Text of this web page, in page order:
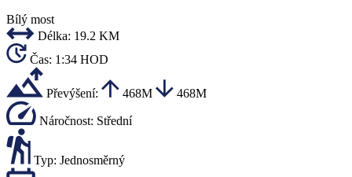
Bílý most
Délka: 19.2 KM
Čas: 1:34 HOD
Převýšení: 468M 468M
Náročnost: Střední
Typ: Jednosměrný